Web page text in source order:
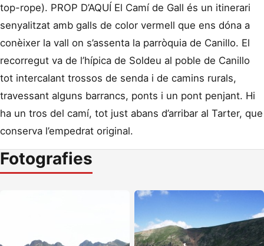
top-rope). PROP D’AQUÍ El Camí de Gall és un itinerari
senyalitzat amb galls de color vermell que ens dóna a
conèixer la vall on s’assenta la parròquia de Canillo. El
recorregut va de l’hípica de Soldeu al poble de Canillo
tot intercalant trossos de senda i de camins rurals,
travessant alguns barrancs, ponts i un pont penjant. Hi
ha un tros del camí, tot just abans d’arribar al Tarter, que
conserva l’empedrat original.
Fotografies